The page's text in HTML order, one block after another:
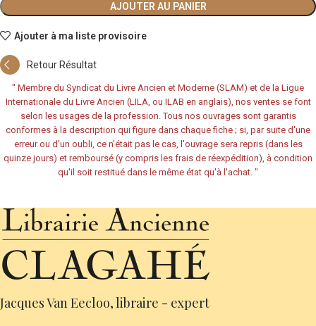
AJOUTER AU PANIER
Ajouter à ma liste provisoire
Retour Résultat
" Membre du Syndicat du Livre Ancien et Moderne (SLAM) et de la Ligue
Internationale du Livre Ancien (LILA, ou ILAB en anglais), nos ventes se font
selon les usages de la profession. Tous nos ouvrages sont garantis
conformes à la description qui figure dans chaque fiche ; si, par suite d'une
erreur ou d'un oubli, ce n'était pas le cas, l'ouvrage sera repris (dans les
quinze jours) et remboursé (y compris les frais de réexpédition), à condition
qu'il soit restitué dans le même état qu'à l'achat. "
Jacques Van Eecloo, libraire - expert